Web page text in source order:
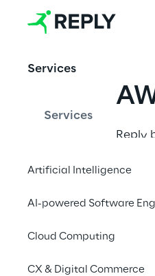
Services
Services
Artificial Intelligence
AI-powered Software
Cloud Computing
CX & Digital Commerce
Reply